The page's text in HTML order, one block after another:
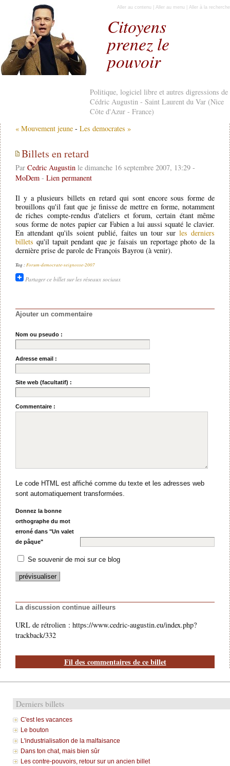
Citoyens
prenez le
pouvoir
Politique, logiciel libre et autres digressions de
Cédric Augustin - Saint Laurent du Var (Nice
Côte d'Azur - France)
Aller au contenu Aller au menu Aller à la recherche
« Mouvement jeune - Les democrates »
Billets en retard
Par Cedric Augustinle dimanche 16 septembre 2007, 13:29 -
MoDem- Lien permanent
Il y a plusieurs billets en retard qui sont encore sous forme de
brouillons qu'il faut que je finisse de mettre en forme, notamment
de riches compte-rendus d'ateliers et forum, certain étant même
sous forme de notes papier car Fabien a lui aussi squaté le clavier.
En attendant qu'ils soient publié, faites un tour surles derniers
billets qu'il tapait pendant que je faisais un reportage photo de la
dernière prise de parole de François Bayrou (à venir).
Tag : Forum-democrate-seignosse-2007
Partager ce billet sur les réseaux sociaux
Ajouter un commentaire
Nom ou pseudo :
Adresse email :
Site web (facultatif) :
Commentaire :
Le code HTML est affiché comme du texte et les adresses web
sont automatiquement transformées.
Donnez la bonne
orthographe du mot
erroné dans "Un valet
de pâque"
Se souvenir de moi sur ce blog
La discussion continue ailleurs
URL de rétrolien : https://www.cedric-augustin.eu/index.php?
trackback/332
Fil des commentaires de ce billet
Derniers billets
C'est les vacances
Le bouton
L'industrialisation de la malfaisance
Dans ton chat, mais bien sûr
Les contre-pouvoirs, retour sur un ancien billet